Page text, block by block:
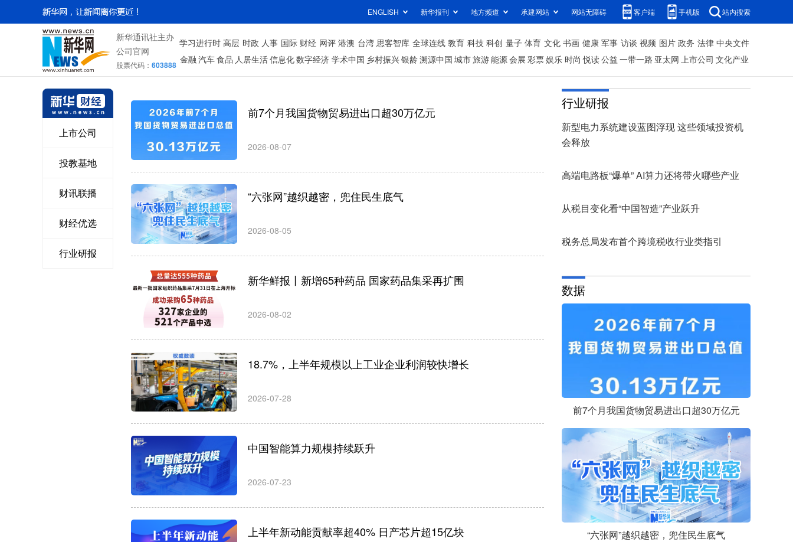
ENGLISH 新华报刊 地方频道 承建网站 网站无障碍 客户端 手机版 站内搜索
新华通讯社主办
公司官网
股票代码： 603888
学习进行时 高层 时政 人事 国际 财经 网评 港澳 台湾 思客智库 全球连线 教育 科技 科创 量子 体育 文化 书画 健康 军事 访谈 视频 图片 政务 法律 中央文件
金融 汽车食品 人居生活信息化数字经济 学术中国 乡村振兴银龄溯源中国 城市旅游能源会展 彩票娱乐 时尚 悦读公益 一带一路 亚太网 上市公司 文化产业
上市公司
投教基地
财讯联播
财经优选
行业研报
前7个月我国货物贸易进出口超30万亿元
2026-08-07
“六张网”越织越密，兜住民生底气
2026-08-05
新华鲜报丨新增65种药品 国家药品集采再扩围
2026-08-02
18.7%，上半年规模以上工业企业利润较快增长
2026-07-28
中国智能算力规模持续跃升
2026-07-23
上半年新动能贡献率超40% 日产芯片超15亿块
行业研报
新型电力系统建设蓝图浮现 这些领域投资机
会释放
高端电路板“爆单” AI算力还将带火哪些产业
从税目变化看“中国智造”产业跃升
税务总局发布首个跨境税收行业类指引
数据
前7个月我国货物贸易进出口超30万亿元
“六张网”越织越密，兜住民生底气